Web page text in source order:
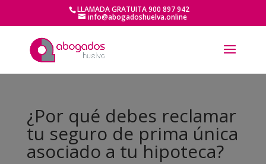
LLAMADA GRATUITA 900 897 942
info@abogadoshuelva.online
¿Por qué debes reclamar
tu seguro de prima única
asociado a tu hipoteca?